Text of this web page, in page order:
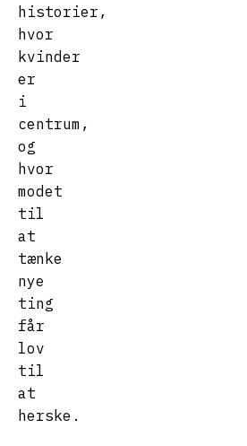
historier,
hvor
kvinder
er
i
centrum,
og
hvor
modet
til
at
tænke
nye
ting
får
lov
til
at
herske.